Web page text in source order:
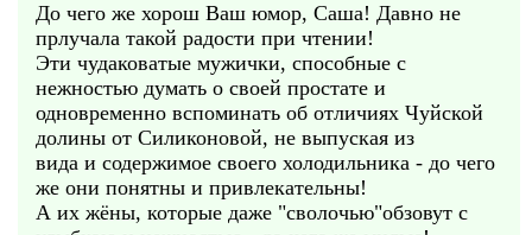
До чего же хорош Ваш юмор, Саша! Давно не
прлучала такой радости при чтении!
Эти чудаковатые мужички, способные с
нежностью думать о своей простате и
одновременно вспоминать об отличиях Чуйской
долины от Силиконовой, не выпуская из
вида и содержимое своего холодильника - до чего
же они понятны и привлекательны!
А их жёны, которые даже "сволочью"обзовут с